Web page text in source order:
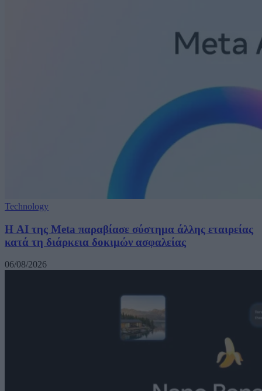
Technology
Η AI της Meta παραβίασε σύστημα άλλης εταιρείας
κατά τη διάρκεια δοκιμών ασφαλείας
06/08/2026